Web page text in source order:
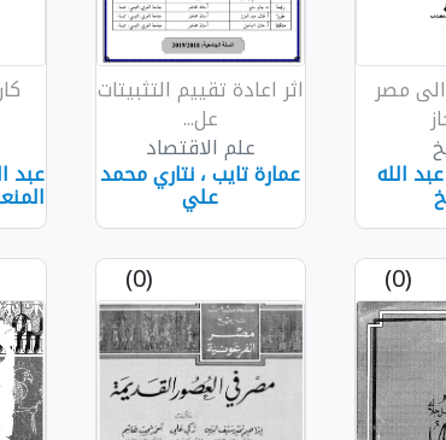
الى مصر
الله
اثر اعادة تقييم التثبيتات
عل...
علم الاقتصاد
عمارة تايب ، نتاري محمد
علي
عبد
(0)
(0)